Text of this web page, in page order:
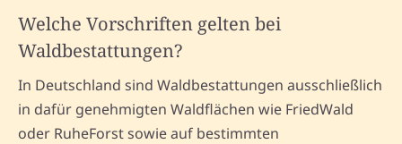
Welche Vorschriften gelten bei
Waldbestattungen?
In Deutschland sind Waldbestattungen ausschließlich
in dafür genehmigten Waldflächen wie FriedWald
oder RuheForst sowie auf bestimmten